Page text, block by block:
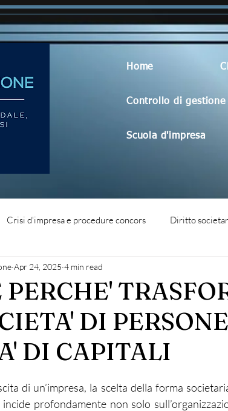
Home
Controllo di gestione
Scuola d'impresa
Crisi d'impresa e procedure concors Diritto
aziendale Blog generico
PERCHE'
DI
DI CAPITALI
Apr 24, 2025 4 min read
di un’impresa, la scelta della forma
profondamente non solo